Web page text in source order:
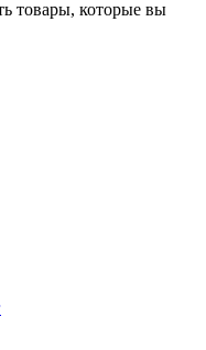
товары, которые вы